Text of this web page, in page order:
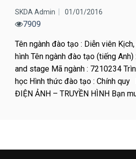
SKDA Admin 01/01/2016
7909
Tên ngành đào tạo : Diễn viên
hình Tên ngành đào tạo (tiếng
and stage Mã ngành : 7210234
học Hình thức đào tạo : Chính quy
ĐIỆN ẢNH – TRUYỀN HÌNH Bạn